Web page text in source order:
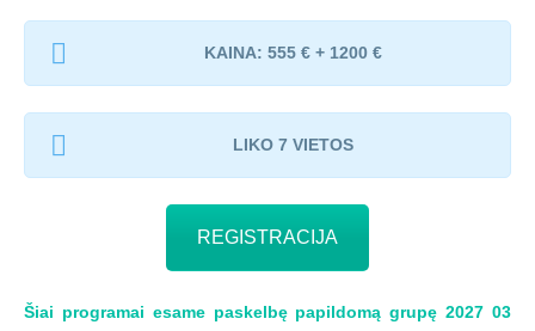
KAINA: 555 € + 1200 €
LIKO 7 VIETOS
REGISTRACIJA
Šiai programai esame paskelbę papildomą grupę 2027 03